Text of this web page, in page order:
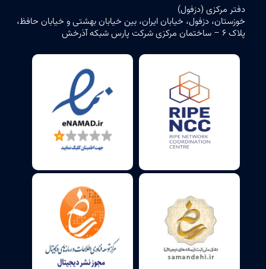
دفتر مرکزی (دزفول)
خوزستان، دزفول، خیابان ایران، بین خیابان بهشتی و خیابان حافظ،
پلاک ۶ – ساختمان مرکزی شرکت پارس شبکه آذرخش